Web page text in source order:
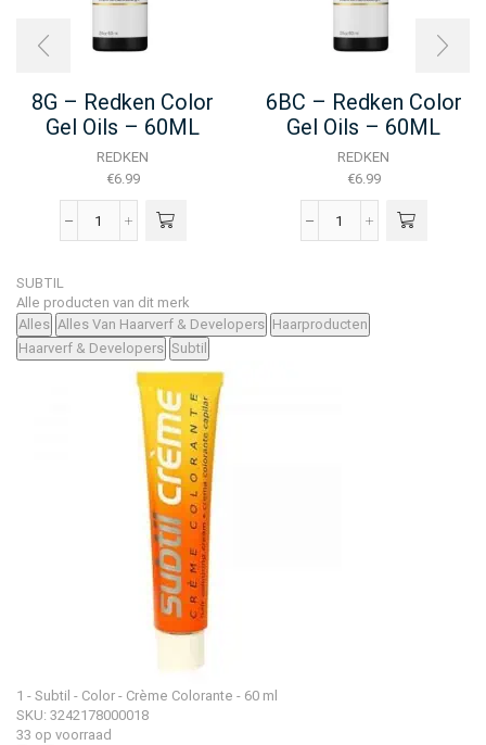
8G – Redken Color
Gel Oils – 60ML
REDKEN
€6.99
8G
Gel
Oils
-
6BC – Redken Color
Gel Oils – 60ML
REDKEN
€6.99
6BC
Gel
Oils
SUBTIL
Alle producten van dit merk
Alles Alles Van Haarverf & Developers Haarproducten
Haarverf & Developers Subtil
1 - Subtil - Color - Crème Colorante - 60 ml
SKU: 3242178000018
33 op voorraad